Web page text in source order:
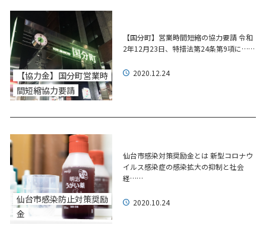
【協力金】国分町営業時
間短縮協力要請
【国分町】営業時間短縮の協力要請 令和
2年12月23日、特措法第24条第9項に……
2020.12.24
仙台市感染防止対策奨励
金
仙台市感染対策奨励金とは 新型コロナウ
イルス感染症の感染拡大の抑制と社会
経……
2020.10.24